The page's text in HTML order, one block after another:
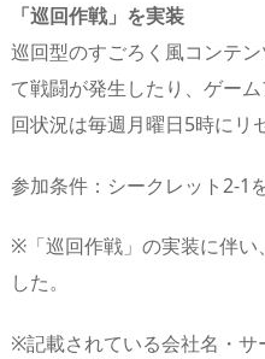
「巡回作戦」を実装
巡回型のすごろく風コンテ
て戦闘が発生したり、ゲー
回状況は毎週月曜日5時にリ
参加条件：シークレット2-1
※「巡回作戦」の実装に伴い
した。
※記載されている会社名・